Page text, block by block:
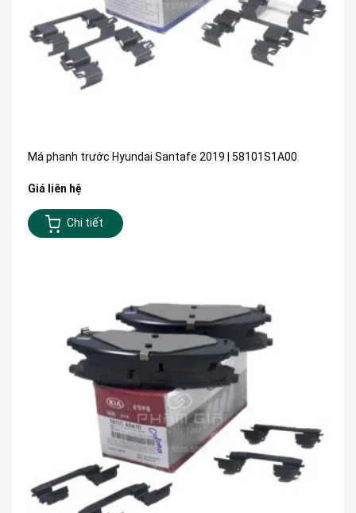
Má phanh trước Hyundai Santafe 2019 | 58101S1A00
Giá liên hệ
Chi tiết